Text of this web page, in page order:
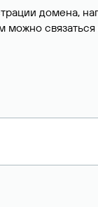
домена,
можно связаться